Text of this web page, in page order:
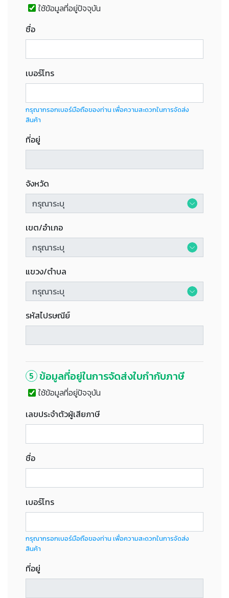
ใช้ข้อมูลที่อยู่ปัจจุบัน
ชื่อ
เบอร์โทร
กรุณากรอกเบอร์มือถือของท่าน เพื่อความสะดวกในการจัดส่ง
สินค้า
ที่อยู่
จังหวัด
เขต/อำเภอ
แขวง/ตำบล
รหัสไปรษณีย์
5 ข้อมูลที่อยู่ในการจัดส่งใบกำกับภาษี
ใช้ข้อมูลที่อยู่ปัจจุบัน
เลขประจำตัวผู้เสียภาษี
ชื่อ
เบอร์โทร
กรุณากรอกเบอร์มือถือของท่าน เพื่อความสะดวกในการจัดส่ง
สินค้า
ที่อยู่